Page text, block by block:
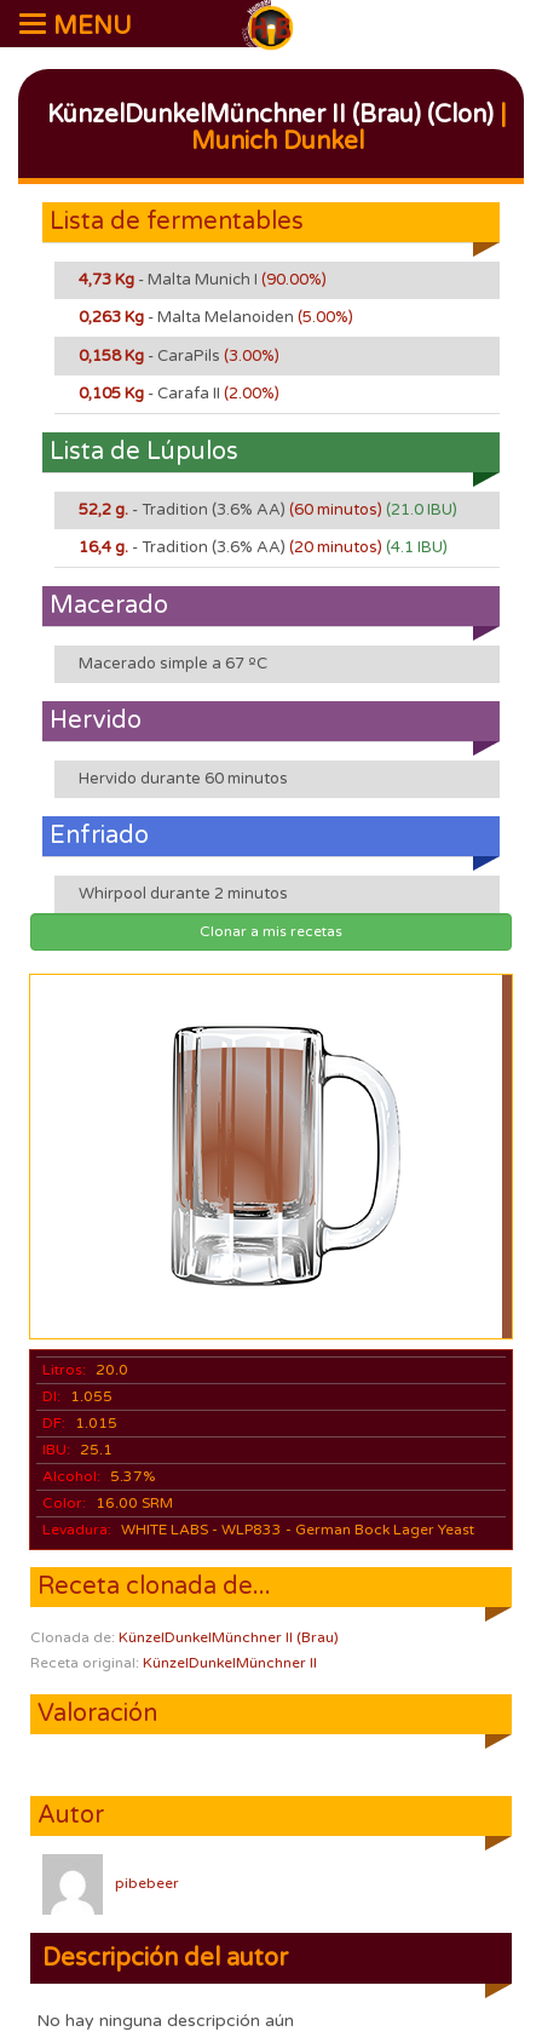
MENU
KünzelDunkelMünchner II (Brau) (Clon)
Munich Dunkel
Lista de fermentables
4,73 Kg - Malta Munich I (90.00%)
0,263 Kg - Malta Melanoiden (5.00%)
0,158 Kg - CaraPils (3.00%)
0,105 Kg - Carafa II (2.00%)
Lista de Lúpulos
52,2 g. - Tradition (3.6% AA) (60 minutos) (21.0 IBU)
16,4 g. - Tradition (3.6% AA) (20 minutos) (4.1 IBU)
Macerado
Macerado simple a 67 ºC
Hervido
Hervido durante 60 minutos
Enfriado
Whirpool durante 2 minutos
Clonar a mis recetas
Litros:
20.0
DI:
1.055
DF:
1.015
IBU:
25.1
Alcohol:
5.37%
Color:
16.00 SRM
Levadura: WHITE LABS - WLP833 - German Bock Lager Yeast
Receta clonada de...
Clonada de: KünzelDunkelMünchner II (Brau)
Receta original: KünzelDunkelMünchner II
Valoración
Autor
pibebeer
Descripción del autor
No hay ninguna descripción aún